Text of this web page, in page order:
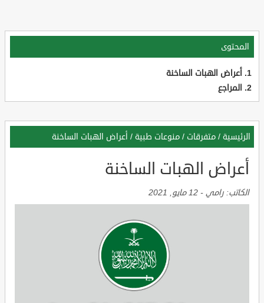
المحتوى
أعراض الهبات الساخنة
المراجع
الرئيسية / متفرقات / منوعات طبية / أعراض الهبات الساخنة
أعراض الهبات الساخنة
الكاتب: رامي - 12 مايو, 2021